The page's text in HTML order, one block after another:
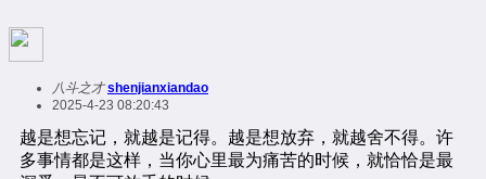
八斗之才 shenjianxiandao
2025-4-23 08:20:43